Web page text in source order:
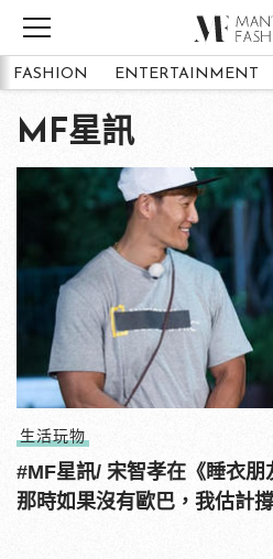
FASHION ENTERTAINMENT
MF星訊
生活玩物
#MF星訊/ 宋智孝在《睡衣朋
那時如果沒有歐巴，我估計